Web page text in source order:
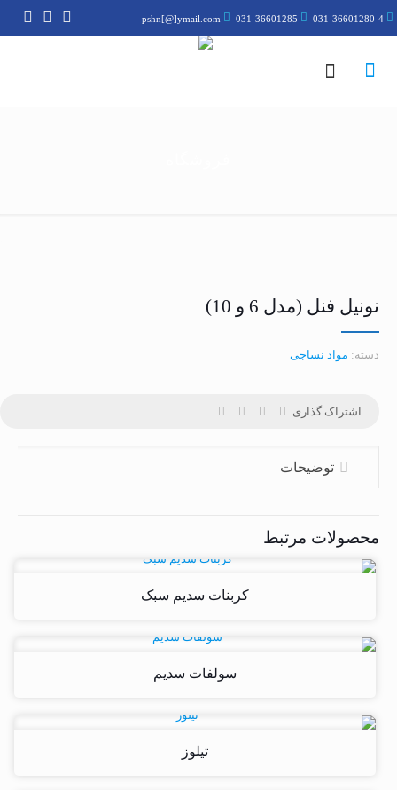
031-36601280-4
031-36601285
pshn[@]ymail.com
نونیل فنل (مدل 6 و 10)
دسته: مواد نساجی
اشتراک گذاری
توضیحات
محصولات مرتبط
کربنات سدیم سبک
سولفات سدیم
تیلوز